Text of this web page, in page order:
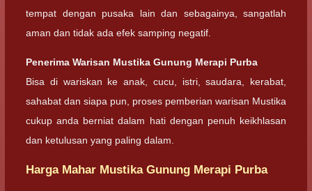
tempat dengan pusaka lain dan sebagainya, sangatlah
aman dan tidak ada efek samping negatif.
Penerima Warisan Mustika Gunung Merapi Purba
Bisa di wariskan ke anak, cucu, istri, saudara, kerabat,
sahabat dan siapa pun, proses pemberian warisan Mustika
cukup anda berniat dalam hati dengan penuh keikhlasan
dan ketulusan yang paling dalam.
Harga Mahar Mustika Gunung Merapi Purba